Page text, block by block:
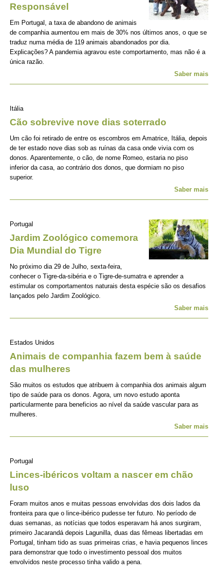
Responsável
Em Portugal, a taxa de abandono de animais
de companhia aumentou em mais de 30% nos últimos anos, o que se
traduz numa média de 119 animais abandonados por dia.
Explicações? A pandemia agravou este comportamento, mas não é a
única razão.
Saber mais
Itália
Cão sobrevive nove dias soterrado
Um cão foi retirado de entre os escombros em Amatrice, Itália, depois
de ter estado nove dias sob as ruínas da casa onde vivia com os
donos. Aparentemente, o cão, de nome Romeo, estaria no piso
inferior da casa, ao contrário dos donos, que dormiam no piso
superior.
Saber mais
Portugal
Jardim Zoológico comemora
Dia Mundial do Tigre
No próximo dia 29 de Julho, sexta-feira,
conhecer o Tigre-da-sibéria e o Tigre-de-sumatra e aprender a
estimular os comportamentos naturais desta espécie são os desafios
lançados pelo Jardim Zoológico.
Saber mais
Estados Unidos
Animais de companhia fazem bem à saúde
das mulheres
São muitos os estudos que atribuem à companhia dos animais algum
tipo de saúde para os donos. Agora, um novo estudo aponta
particularmente para beneficios ao nível da saúde vascular para as
mulheres.
Saber mais
Portugal
Linces-ibéricos voltam a nascer em chão
luso
Foram muitos anos e muitas pessoas envolvidas dos dois lados da
fronteira para que o lince-ibérico pudesse ter futuro. No período de
duas semanas, as notícias que todos esperavam há anos surgiram,
primeiro Jacarandá depois Lagunilla, duas das fêmeas libertadas em
Portugal, tinham tido as suas primeiras crias, e havia pequenos linces
para demonstrar que todo o investimento pessoal dos muitos
envolvidos neste processo tinha valido a pena.